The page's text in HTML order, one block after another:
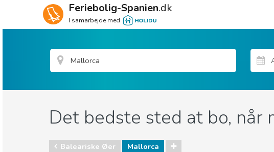
Feriebolig-Spanien.dk
I samarbejde med
Det bedste sted at bo, når
Baleariske Øer
Mallorca